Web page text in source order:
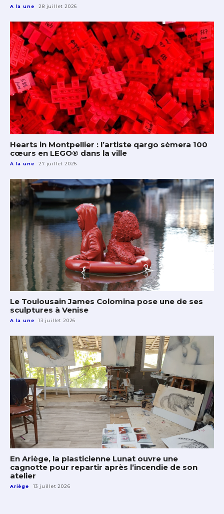
A la une 28 juillet 2026
Hearts in Montpellier : l’artiste qargo sèmera 100
cœurs en LEGO® dans la ville
A la une 27 juillet 2026
Le Toulousain James Colomina pose une de ses
sculptures à Venise
A la une 13 juillet 2026
En Ariège, la plasticienne Lunat ouvre une
cagnotte pour repartir après l’incendie de son
atelier
Ariège 13 juillet 2026